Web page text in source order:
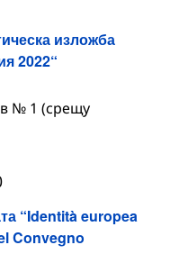
изложба
2022“
№ 1 (срещу
“Identità europea
Convegno